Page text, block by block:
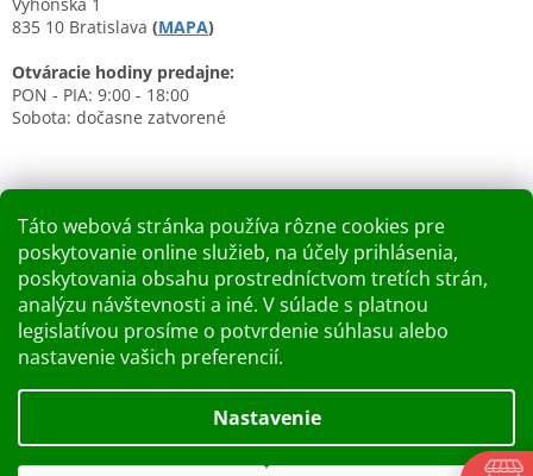
Táto webová stránka používa rôzne cookies pre
poskytovanie online služieb, na účely prihlásenia,
poskytovania obsahu prostredníctvom tretích strán,
analýzu návštevnosti a iné. V súlade s platnou
legislatívou prosíme o potvrdenie súhlasu alebo
nastavenie vašich preferencií.
Nastavenie
Dobry deň Chceme Vás informovať, že predajňa bude zatvorená
835 10 Bratislava (MAPA)
Otváracie hodiny predajne:
PON - PIA: 9:00 - 18:00
Sobota: dočasne zatvorené
Nákupný košík
0KS / 0 €